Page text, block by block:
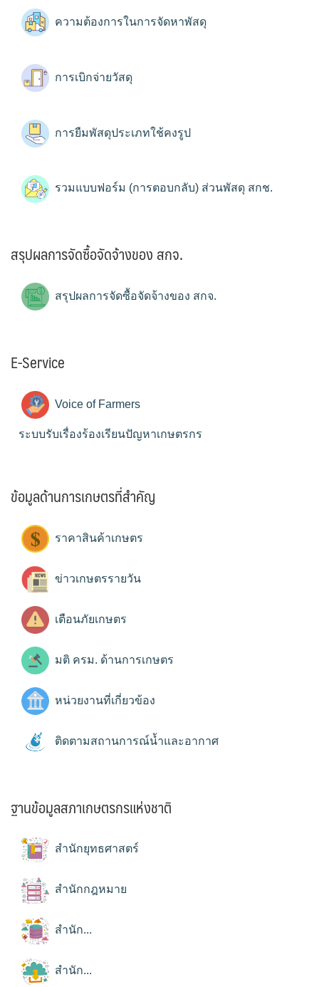
ความต้องการในการจัดหาพัสดุ
การเบิกจ่ายวัสดุ
การยืมพัสดุประเภทใช้คงรูป
รวมแบบฟอร์ม (การตอบกลับ) ส่วนพัสดุ สกช.
สรุปผลการจัดซื้อจัดจ้างของ สกจ.
สรุปผลการจัดซื้อจัดจ้างของ สกจ.
E-Service
Voice of Farmers
ระบบรับเรื่องร้องเรียนปัญหาเกษตรกร
ข้อมูลด้านการเกษตรที่สำคัญ
ราคาสินค้าเกษตร
ข่าวเกษตรรายวัน
เตือนภัยเกษตร
มติ ครม. ด้านการเกษตร
หน่วยงานที่เกี่ยวข้อง
ติดตามสถานการณ์น้ำและอากาศ
ฐานข้อมูลสภาเกษตรกรแห่งชาติ
สำนักยุทธศาสตร์
สำนักกฎหมาย
สำนัก...
สำนัก...